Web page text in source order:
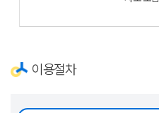
이용절차